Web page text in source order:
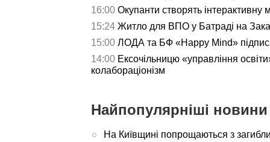
16:00 Окупанти створять інтерактивну
15:24 Житло для ВПО у Батраді на
15:00 ЛОДА та БФ «Happy Mind»
14:00 Ексочільницю «управління
колабораціонізм
Найпопулярніші
На Київщині попрощаються з